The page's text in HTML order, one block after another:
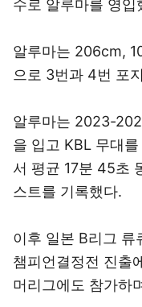
수로 알루마를 영입
알루마는 206cm,
으로 3번과 4번 포
알루마는 2023-
을 입고 KBL 무대
서 평균 17분 45초
스트를 기록했다.
이후 일본 B리그 류
챔피언결정전 진출
머리그에도 참가하